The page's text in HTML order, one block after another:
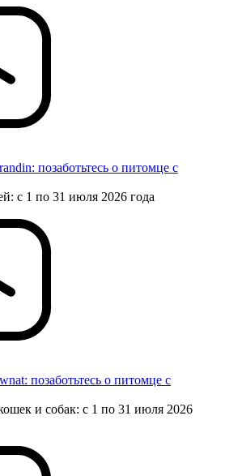
позаботьтесь о питомце с
с 1 по 31 июля 2026 года
позаботьтесь о питомце с
и собак: с 1 по 31 июля 2026